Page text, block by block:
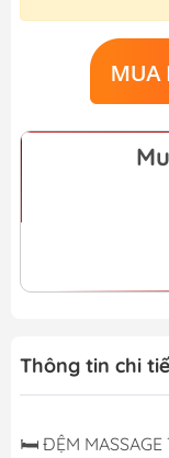
Thông tin chi
🛏️ ĐỆM MASSAGE